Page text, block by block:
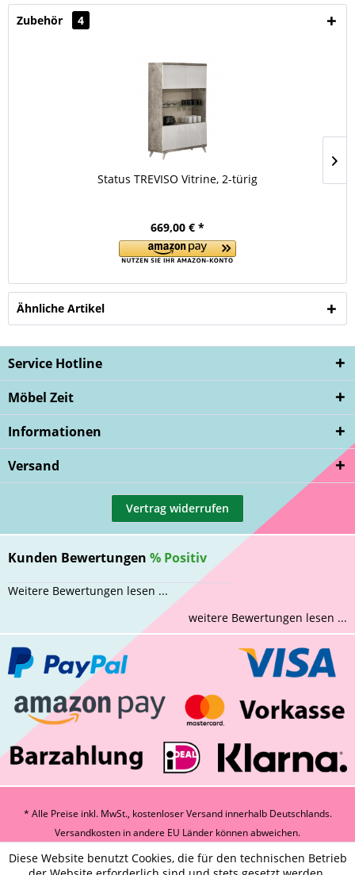
Zubehör 4
Status TREVISO Vitrine, 2-türig
669,00 € *
Ähnliche Artikel
Service Hotline
Möbel Zeit
Informationen
Versand
Vertrag widerrufen
Kunden Bewertungen % Positiv
Weitere Bewertungen lesen ...
weitere Bewertungen lesen ...
* Alle Preise inkl. MwSt., kostenloser Versand innerhalb Deutschlands.
Versandkosten in andere EU Länder können abweichen.
Diese Website benutzt Cookies, die für den technischen Betrieb